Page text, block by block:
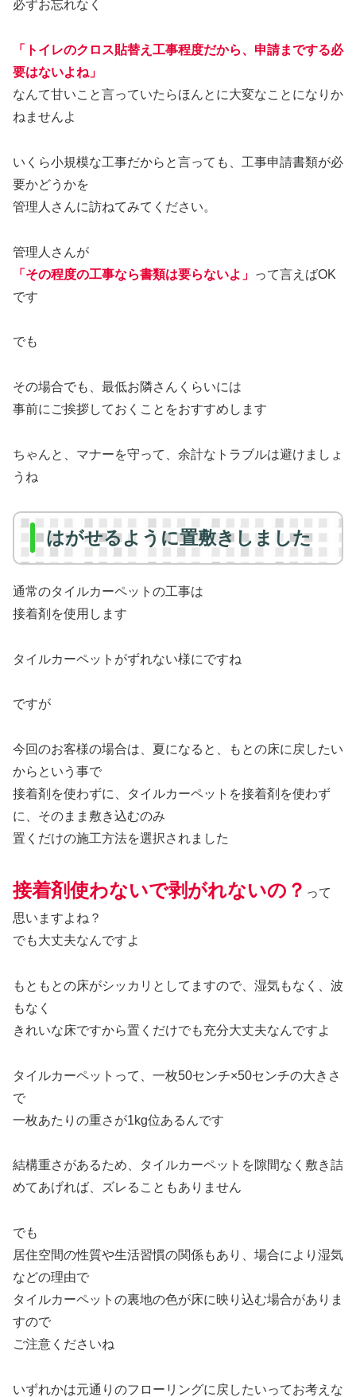
必ずお忘れなく
「トイレのクロス貼替え工事程度だから、申請までする必
要はないよね」
なんて甘いこと言っていたらほんとに大変なことになりか
ねませんよ
いくら小規模な工事だからと言っても、工事申請書類が必
要かどうかを
管理人さんに訪ねてみてください。
管理人さんが
「その程度の工事なら書類は要らないよ」 って言えばOK
です
でも
その場合でも、最低お隣さんくらいには
事前にご挨拶しておくことをおすすめします
ちゃんと、マナーを守って、余計なトラブルは避けましょ
うね
はがせるように置敷きしました
通常のタイルカーペットの工事は
接着剤を使用します
タイルカーペットがずれない様にですね
ですが
今回のお客様の場合は、夏になると、もとの床に戻したい
からという事で
接着剤を使わずに、タイルカーペットを接着剤を使わず
に、そのまま敷き込むのみ
置くだけの施工方法を選択されました
接着剤使わないで剥がれないの？ って
思いますよね？
でも大丈夫なんですよ
もともとの床がシッカリとしてますので、湿気もなく、波
もなく
きれいな床ですから置くだけでも充分大丈夫なんですよ
タイルカーペットって、一枚50センチ×50センチの大きさ
で
一枚あたりの重さが1kg位あるんです
結構重さがあるため、タイルカーペットを隙間なく敷き詰
めてあげれば、ズレることもありません
でも
居住空間の性質や生活習慣の関係もあり、場合により湿気
などの理由で
タイルカーペットの裏地の色が床に映り込む場合がありま
すので
ご注意くださいね
いずれかは元通りのフローリングに戻したいってお考えな